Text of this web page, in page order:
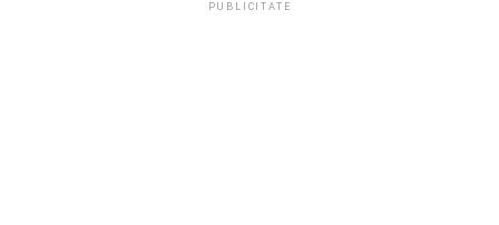
PUBLICITATE